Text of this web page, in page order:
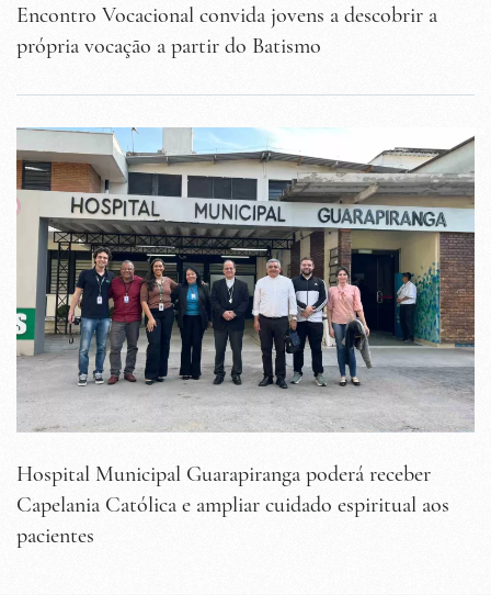
Encontro Vocacional convida jovens a descobrir a
própria vocação a partir do Batismo
Hospital Municipal Guarapiranga poderá receber
Capelania Católica e ampliar cuidado espiritual aos
pacientes